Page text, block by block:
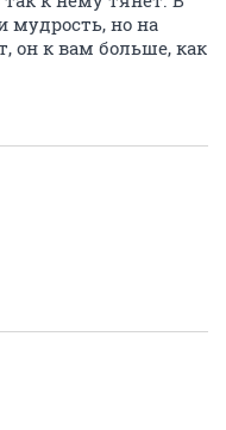
мудрость, но на
он к вам больше, как